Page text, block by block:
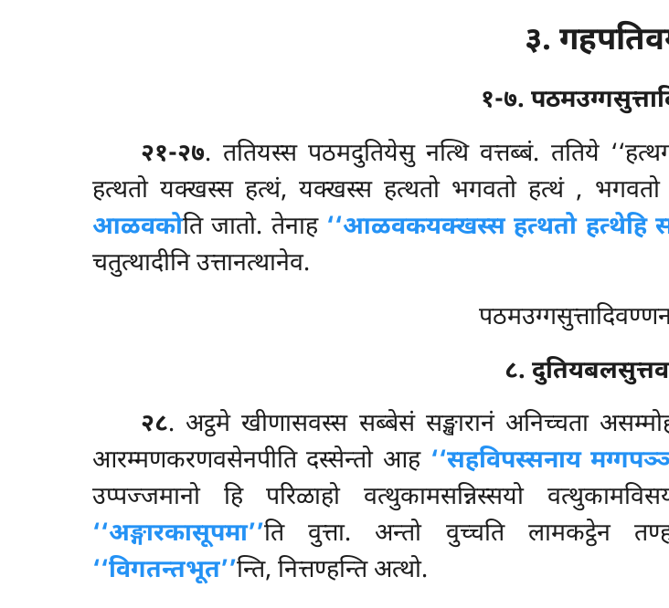
३.
१-७.
२१-२७. ततियस्स पठमदुतियेसु नत्थि वत्तब्बं. ततिये
हत्थतो यक्खस्स हत्थं, यक्खस्स हत्थतो भगवतो हत्थं , भगवतो
आळवकोति जातो. तेनाह ‘‘आळवकयक्खस्स हत्थतो हत्थेहि
चतुत्थादीनि उत्तानत्थानेव.
८.
२८. अट्ठमे खीणासवस्स सब्बेसं सङ्खारानं अनिच्चता
आरम्मणकरणवसेनपीति दस्सेन्तो आह ‘‘सहविपस्सनाय
उप्पज्जमानो हि परिळाहो वत्थुकामसन्निस्सयो
‘‘अङ्गारकासूपमा’’ति वुत्ता. अन्तो वुच्चति लामकट्ठेन
‘‘विगतन्तभूत’’न्ति, नित्तण्हन्ति अत्थो.